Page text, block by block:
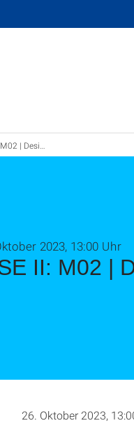
Design Thinking
II: M02 |
2023, 13:00 Uhr
26. Oktober 2023,